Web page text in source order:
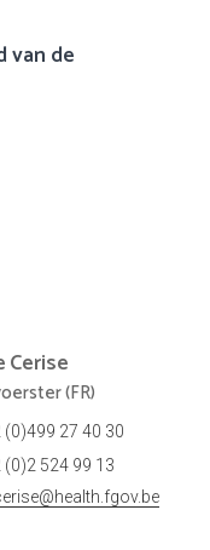
van de
Cerise
(FR)
(0)499 27 40 30
(0)2 524 99 13